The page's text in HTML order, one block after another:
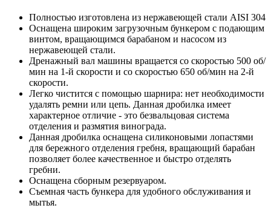
Полностью изготовлена из нержавеющей стали AISI 304
Оснащена широким загрузочным бункером с подающим
винтом, вращающимся барабаном и насосом из
нержавеющей стали.
Дренажный вал машины вращается со скоростью 500 об/
мин на 1-й скорости и со скоростью 650 об/мин на 2-й
скорости.
Легко чистится с помощью шарнира: нет необходимости
удалять ремни или цепь. Данная дробилка имеет
характерное отличие - это безвальцовая система
отделения и размятия винограда.
Данная дробилка оснащена силиконовыми лопастями
для бережного отделения гребня, вращающий барабан
позволяет более качественное и быстро отделять
гребни.
Оснащена сборным резервуаром.
Съемная часть бункера для удобного обслуживания и
мытья.